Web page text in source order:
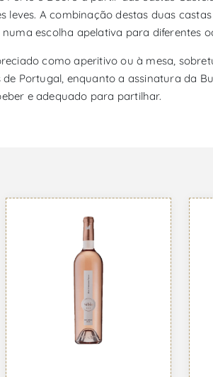
A combinação destas duas
escolha apelativa para diferentes
como aperitivo ou à mesa,
Portugal, enquanto a assinatura da
e adequado para partilhar.